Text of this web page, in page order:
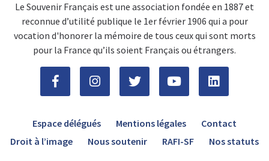
Le Souvenir Français est une association fondée en 1887 et
reconnue d’utilité publique le 1er février 1906 qui a pour
vocation d'honorer la mémoire de tous ceux qui sont morts
pour la France qu’ils soient Français ou étrangers.
Espace délégués Mentions légales
Contact
Droit à l’image
Nous soutenir RAFI-SF Nos statuts